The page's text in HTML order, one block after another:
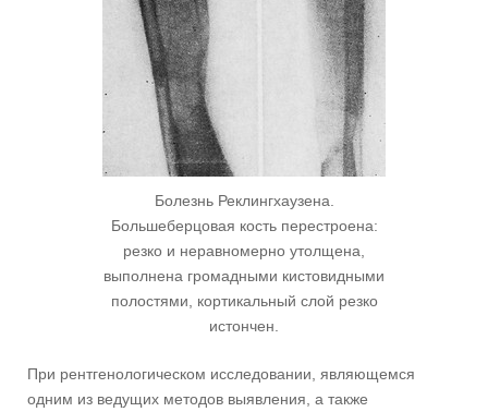
Болезнь Реклингхаузена.
Большеберцовая кость перестроена:
резко и неравномерно утолщена,
выполнена громадными кистовидными
полостями, кортикальный слой резко
истончен.
При рентгенологическом исследовании, являющемся
одним из ведущих методов выявления, а также